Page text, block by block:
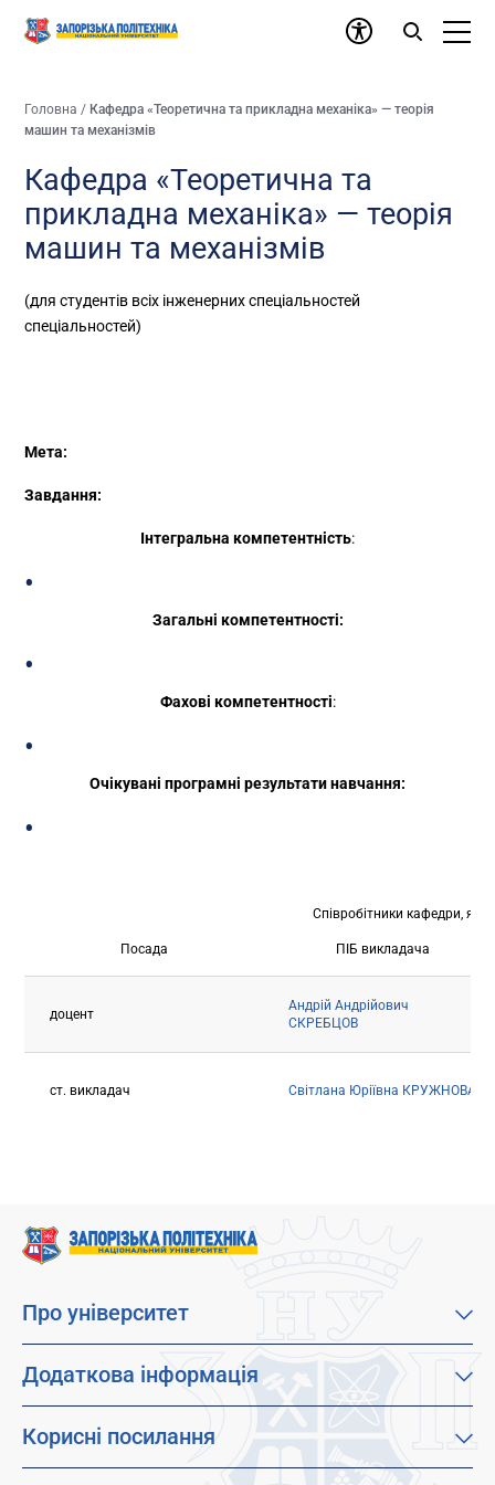
Головна / Кафедра «Теоретична та прикладна механіка» — теорія
машин та механізмів
Кафедра «Теоретична та
прикладна механіка» — теорія
машин та механізмів
(для студентів всіх інженерних спеціальностей
спеціальностей)
Мета:
Завдання:
Інтегральна компетентність:
Загальні компетентності:
Фахові компетентності:
Очікувані програмні результати навчання:
Співробітники кафедри, які
Посада ПІБ викладача
доцент
Андрій Андрійович
СКРЕБЦОВ
ст. викладач Світлана Юріївна КРУЖНОВА
Про університет
Місія, візія та цінності
Факультети
Додаткова інформація
Дистанційне навчання
Корисні посилання